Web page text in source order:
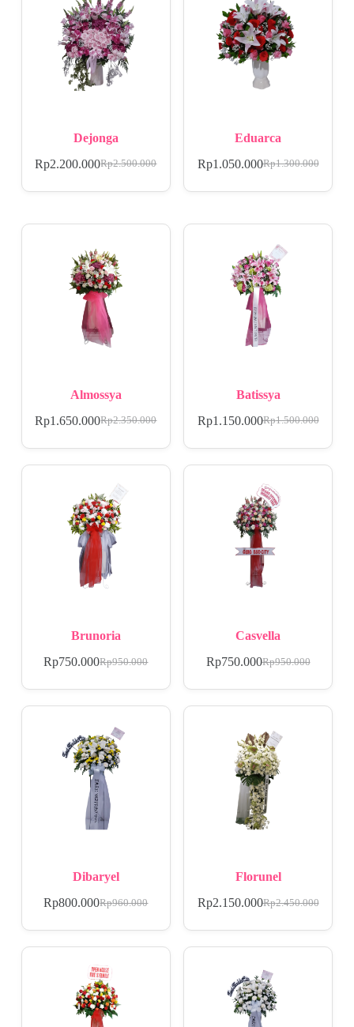
Dejonga
Rp2.500.000
Rp2.200.000
Eduarca
Rp1.300.000
Rp1.050.000
Almossya
Rp2.350.000
Rp1.650.000
Batissya
Rp1.500.000
Rp1.150.000
Brunoria
Rp950.000
Rp750.000
Casvella
Rp950.000
Rp750.000
Dibaryel
Rp960.000
Rp800.000
Florunel
Rp2.450.000
Rp2.150.000